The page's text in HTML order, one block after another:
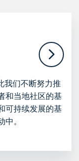
我们不断努力推
和当地社区的基
可持续发展的基
。